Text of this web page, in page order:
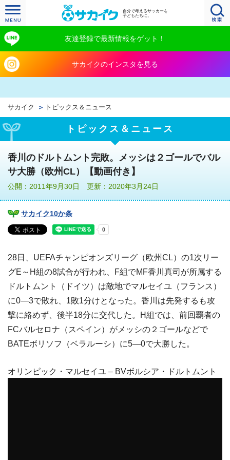
自分で考えるサッカーを
子どもたちに。
友達登録で最新情報をゲット！
サカイクのインスタを見る
サカイク トピックス＆ニュース
トピックス＆ニュース
香川のドルトムント完敗。メッシは２ゴールでバル
サ大勝（欧州CL）【動画付き】
公開：2011年9月30日 更新：2020年3月24日
サカイク10か条
28日、UEFAチャンピオンズリーグ（欧州CL）の1次リー
グE～H組の8試合が行われ、F組でMF香川真司が所属する
ドルトムント（ドイツ）は敵地でマルセイユ（フランス）
に0―3で敗れ、1敗1分けとなった。香川は先発するも攻
撃に絡めず、後半18分に交代した。H組では、前回覇者の
FCバルセロナ（スペイン）がメッシの２ゴールなどで
BATEボリソフ（ベラルーシ）に5―0で大勝した。
オリンピック・マルセイユ – BVボルシア・ドルトムント